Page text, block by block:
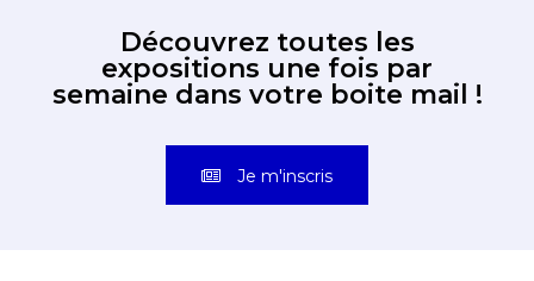
Découvrez toutes les
expositions une fois par
semaine dans votre boite mail !
Je m'inscris